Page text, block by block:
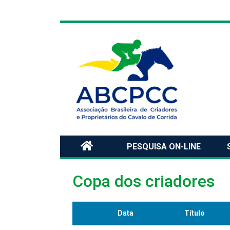
PESQUISA ON-LINE
Copa dos criadores
Data Título